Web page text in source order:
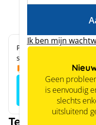
Tools
Ik ben mijn
Geen
is eenvoudig
slechts
uitsluitend
Prijzen zijn alleen
succesvolle registratie.
Meld je aan
Tech tip